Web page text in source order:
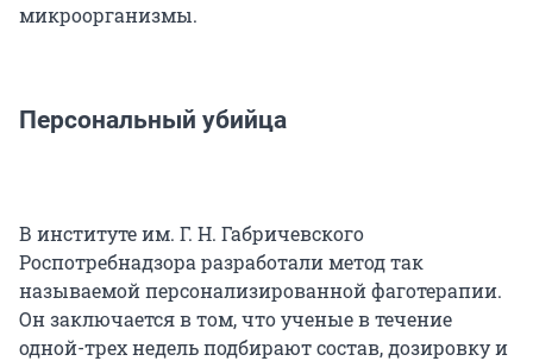
микроорганизмы.
Персональный убийца
В институте им. Г. Н. Габричевского
Роспотребнадзора разработали метод так
называемой персонализированной фаготерапии.
Он заключается в том, что ученые в течение
одной-трех недель подбирают состав, дозировку и